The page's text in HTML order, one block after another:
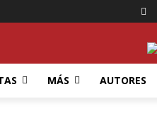
MÁS AUTORES